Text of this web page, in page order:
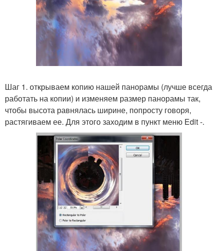
Шаг 1. открываем копию нашей панорамы (лучше всегда
работать на копии) и изменяем размер панорамы так,
чтобы высота равнялась ширине, попросту говоря,
растягиваем ее. Для этого заходим в пункт меню Edit -.